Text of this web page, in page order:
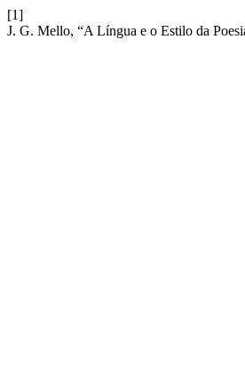
[1]
J. G. Mello, “A Língua e o Estilo da